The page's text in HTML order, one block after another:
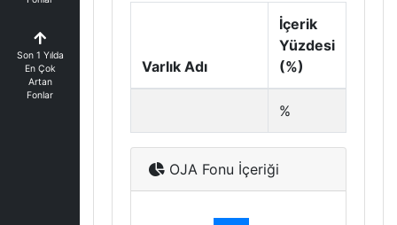
Son 1 Yılda
En Çok
Artan
Fonlar
Varlık Adı
İçerik
Yüzdesi
(%)
%
OJA Fonu İçeriği